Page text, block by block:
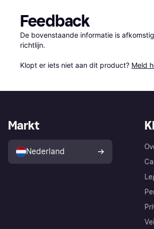
Feedback
De bovenstaande informatie is
richtlijn.
Klopt er iets niet aan dit product? Meld
Markt
Nederland